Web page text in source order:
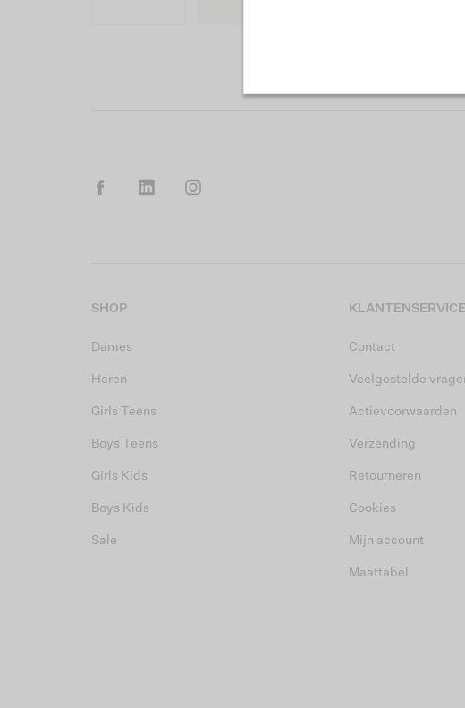
SHOP
Dames
Heren
Girls Teens
Boys Teens
Girls Kids
Boys Kids
Sale
KLANTENSERVICE
Contact
Veelgestelde
Actievoorwaarden
Verzending
Retourneren
Cookies
Mijn account
Maattabel